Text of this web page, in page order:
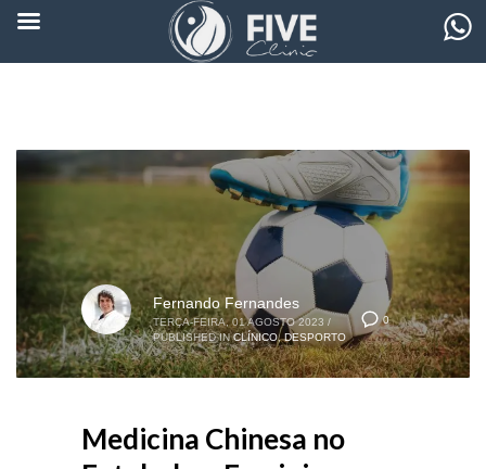
0
Fernando Fernandes
TERÇA-FEIRA, 01 AGOSTO 2023 /
PUBLISHED IN CLÍNICO,DESPORTO
Medicina Chinesa no